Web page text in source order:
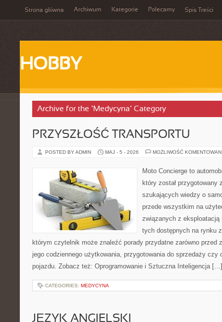
Strona główna Archiwum Kategorie Polecamy Spis Treści
HOBBY
Archive for the ‘Medycyna’ Category
PRZYSZŁOŚĆ TRANSPORTU
POSTED BY ADMIN MAJ - 5 - 2026 MOŻLIWOŚĆ
Moto Concierge to
który został przygotowany
szukających wiedzy o
przede wszystkim na
związanych z eksploatacją
tych dostępnych na rynku
którym czytelnik może znaleźć porady przydatne zarówno przed
jego codziennego użytkowania, przygotowania do sprzedaży czy
pojazdu. Zobacz też: Oprogramowanie i Sztuczna Inteligencja […]
CATEGORIES: MEDYCYNA
JĘZYK ANGIELSKI